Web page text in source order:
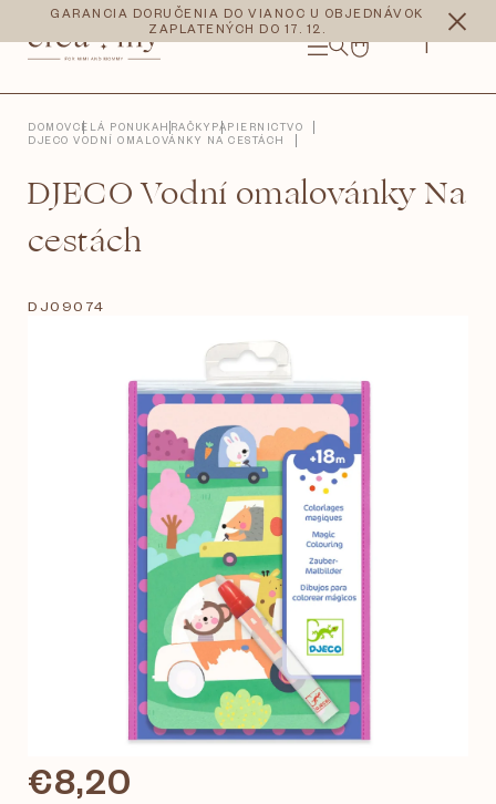
obsah
GARANCIA DORUČENIA DO VIANOC U OBJEDNÁVOK
ZAPLATENÝCH DO 17. 12.
NÁKUPNÝ
CZK EUR
DOMOVCELÁ PONUKAHRAČKY PAPIERNICTVO
DJECO VODNÍ OMALOVÁNKY NA CESTÁCH
DJECO Vodní omalovánky Na
cestách
DJ09074
€8,20